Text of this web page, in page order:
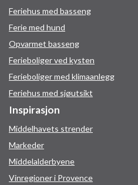
Feriehus med basseng
Ferie med hund
Opvarmet basseng
Ferieboliger ved kysten
Ferieboliger med klimaanlegg
Feriehus med sjøutsikt
Inspirasjon
Middelhavets strender
Markeder
Middelalderbyene
Vinregioner i Provence